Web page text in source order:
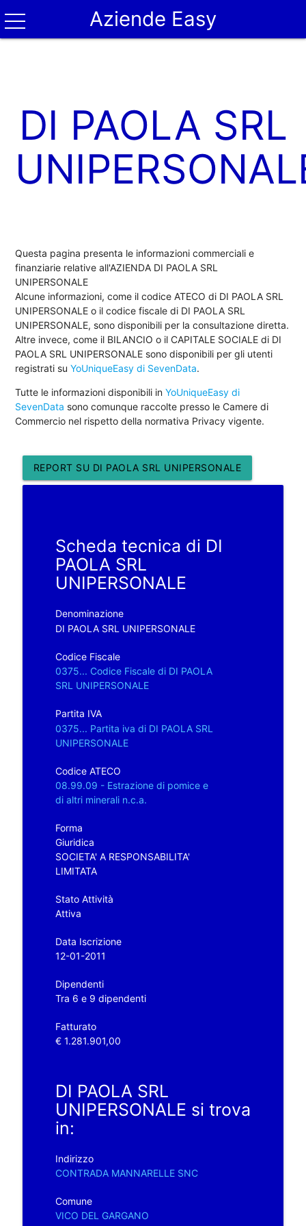
Aziende Easy
DI PAOLA SRL
Questa pagina presenta le informazioni commerciali e
finanziarie relative all'AZIENDA DI PAOLA SRL
UNIPERSONALE
Alcune informazioni, come il codice ATECO di DI PAOLA SRL
UNIPERSONALE o il codice fiscale di DI PAOLA SRL
UNIPERSONALE, sono disponibili per la consultazione diretta.
Altre invece, come il BILANCIO o il CAPITALE SOCIALE di DI
PAOLA SRL UNIPERSONALE sono disponibili per gli utenti
registrati suYoUniqueEasy di SevenData.
Tutte le informazioni disponibili inYoUniqueEasy di
SevenData sono comunque raccolte presso le Camere di
Commercio nel rispetto della normativa Privacy vigente.
REPORT SU DI PAOLA SRL UNIPERSONALE
Scheda tecnica di DI
PAOLA SRL
UNIPERSONALE
Denominazione
DI PAOLA SRL UNIPERSONALE
Codice Fiscale
0375... Codice Fiscale di DI PAOLA
SRL UNIPERSONALE
Partita IVA
0375... Partita iva di DI PAOLA SRL
UNIPERSONALE
Codice ATECO
08.99.09 - Estrazione di pomice e
di altri minerali n.c.a.
Forma
Giuridica
SOCIETA' A RESPONSABILITA'
LIMITATA
Stato Attività
Attiva
Data Iscrizione
12-01-2011
Dipendenti
Tra 6 e 9 dipendenti
Fatturato
€ 1.281.901,00
DI PAOLA SRL
UNIPERSONALE si trova
in:
Indirizzo
CONTRADA MANNARELLE SNC
Comune
VICO DEL GARGANO